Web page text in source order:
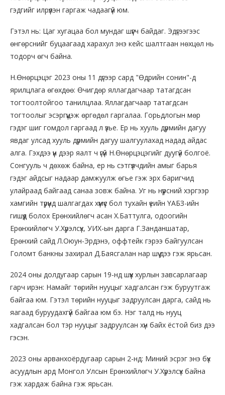
гэдгийг илрүүлэн гаргаж чадаагүй юм.
Гэтэл нь: Цаг хугацаа бол мундаг шүүгч байдаг. Эдүгээгээс
өнгөрснийг буцаагаад харахул энэ кейс шалтгаан нөхцөл нь
тодорч өгч байна.
Н.Өнөрцэцэг 2023 оны 11 дүгээр сард "Өдрийн сонин"-д
ярилцлага өгөхдөө: Өчигдөр яллагдагчаар татагдсан
тогтоолтойгоо танилцлаа. Яллагдагчаар татагдсан
тогтоолыг эсэргүүцэж өргөдөл гаргалаа. Горьдлогын мөр
гэдэг шиг гомдол гаргаад л үзье. Ер нь хууль дүрмийн дагуу
явдаг улсад хууль дүрмийн дагуу шалгуулахад надад айдас
алга. Гэхдээ үүн дээр яалт ч үгүй Н.Өнөрцэцэгийг дуугүй болгоё.
Сонгууль ч дөхөж байна, ер нь сэтгүүлчдийн амыг барья
гэдэг айдсыг надаар дамжуулж өгье гэж эрх баригчид
улайраад байгаад санаа зовж байна. Уг нь нүүрсний хэргээр
хамгийн түрүүнд шалгагдах хүмүүс бол тухайн үеийн ҮАБЗ-ийн
гишүүд болох Ерөнхийлөгч асан Х.Баттулга, одоогийн
Ерөнхийлөгч У.Хүрэлсүх, УИХ-ын дарга Г.Занданшатар,
Ерөнхий сайд Л.Оюун-Эрдэнэ, оффтейк гэрээ байгуулсан
Голомт банкны захирал Д.Баясгалан нар шүү дээ гэж ярьсан.
2024 оны долдугаар сарын 19-нд шүүх хурлын завсарлагаар
гарч ирэн: Намайг төрийн нууцыг хадгалсан гэж буруутгаж
байгаа юм. Гэтэл төрийн нууцыг задруулсан дарга, сайд нь
яагаад буруудахгүй байгаа юм бэ. Нэг талд нь нууц
хадгалсан бол тэр нууцыг задруулсан хүн байх ёстой биз дээ
гэсэн.
2023 оны арванхоёрдугаар сарын 2-нд: Миний эсрэг энэ бүх
асуудлын ард Монгол Улсын Ерөнхийлөгч У.Хүрэлсүх байна
гэж хардаж байна гэж ярьсан.